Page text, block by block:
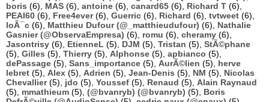
boris (6), MAS (6), antoine (6), canard65 (6), Richard T (6),
PEAI60 (6), Free4ever(6), Guerric (6), Richard (6), tvtweet (6),
loÃ¯c (6), Matthieu Dufour (@_matthieudufour) (6), Nathalie
Gasnier (@ObservaEmpresa) (6), romu (6), cheramy (6),
Jasontrisy (6), EtienneL (5), DJM (5), Tristan (5), StÃ©phane
(5), Gilles (5), Thierry (5), Alphonse (5), apbianco (5),
dePassage (5), Sans_importance (5), AurÃ©lien (5), herve
lebret (5), Alex (5), Adrien (5), Jean-Denis (5), NM (5), Nicolas
Chevallier(5), jdo (5), Youssef (5), Renaud (5), Alain Raynaud
(5), mmathieum (5), (@bvanryb) (@bvanryb) (5), Boris